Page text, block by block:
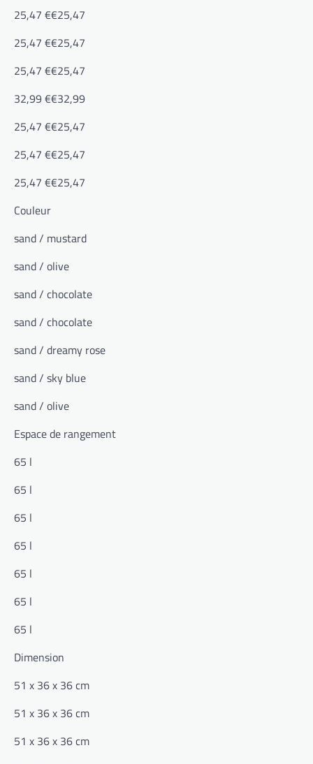
25,47 €€25,47
25,47 €€25,47
25,47 €€25,47
32,99 €€32,99
25,47 €€25,47
25,47 €€25,47
25,47 €€25,47
Couleur
sand / mustard
sand / olive
sand / chocolate
sand / chocolate
sand / dreamy rose
sand / sky blue
sand / olive
Espace de rangement
65 l
65 l
65 l
65 l
65 l
65 l
65 l
Dimension
51 x 36 x 36 cm
51 x 36 x 36 cm
51 x 36 x 36 cm